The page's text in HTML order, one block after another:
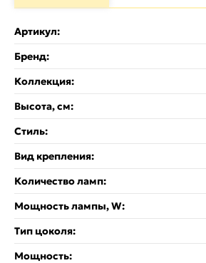
Артикул:
Бренд:
Коллекция:
Высота, см:
Стиль:
Вид крепления:
Количество ламп:
Мощность лампы, W:
Тип цоколя:
Мощность: